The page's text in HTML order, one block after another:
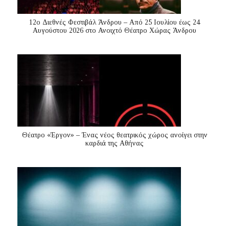
12ο Διεθνές Φεστιβάλ Άνδρου – Από 25 Ιουλίου έως 24
Αυγούστου 2026 στο Ανοιχτό Θέατρο Χώρας Άνδρου
Θέατρο «Έργον» – Ένας νέος θεατρικός χώρος ανοίγει στην
καρδιά της Αθήνας